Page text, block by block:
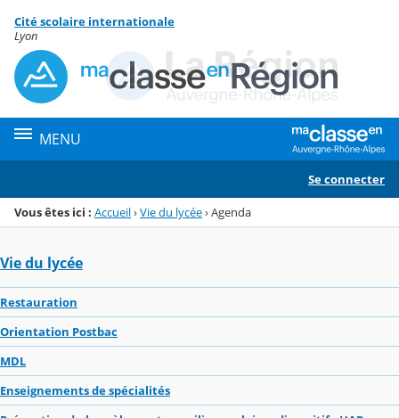
Menu de la rubrique
Contenu
Cité scolaire internationale
Lyon
MENU
Se connecter
Vous êtes ici : Accueil›Vie du lycée›Agenda
Vie du lycée
Restauration
Orientation Postbac
MDL
Enseignements de spécialités